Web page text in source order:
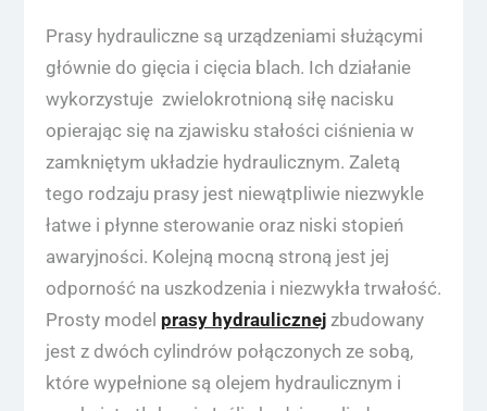
Prasy hydrauliczne są urządzeniami służącymi
głównie do gięcia i cięcia blach. Ich działanie
wykorzystuje zwielokrotnioną siłę nacisku
opierając się na zjawisku stałości ciśnienia w
zamkniętym układzie hydraulicznym. Zaletą
tego rodzaju prasy jest niewątpliwie niezwykle
łatwe i płynne sterowanie oraz niski stopień
awaryjności. Kolejną mocną stroną jest jej
odporność na uszkodzenia i niezwykła trwałość.
Prosty model prasy hydraulicznejzbudowany
jest z dwóch cylindrów połączonych ze sobą,
które wypełnione są olejem hydraulicznym i